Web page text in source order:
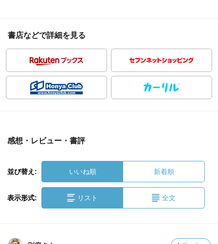
書店などで詳細を見る
感想・レビュー・書評
並び替え: いいね順 新着順
表示形式: リスト 全文